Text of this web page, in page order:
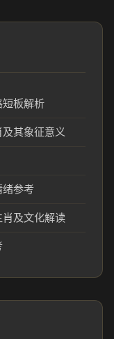
板解析
其象征意义
绪参考
及文化解读